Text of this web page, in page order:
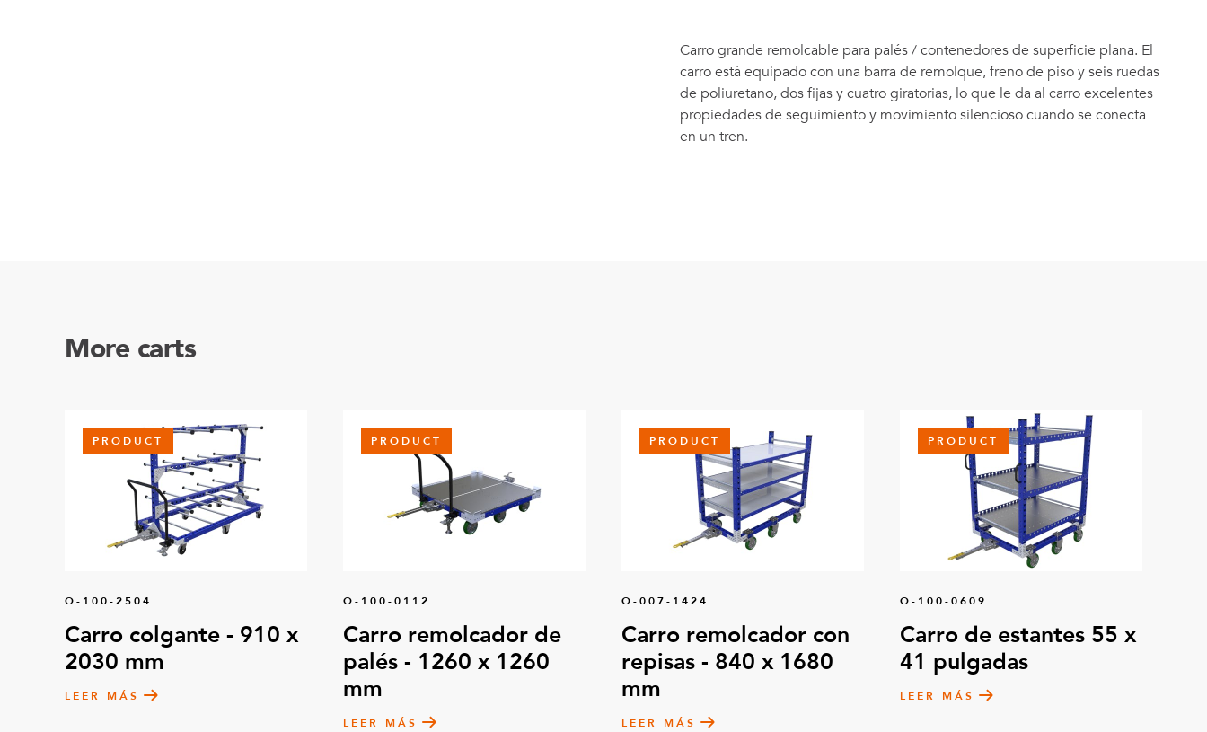
Carro grande remolcable para palés / contenedores de superficie plana. El
carro está equipado con una barra de remolque, freno de piso y seis ruedas
de poliuretano, dos fijas y cuatro giratorias, lo que le da al carro excelentes
propiedades de seguimiento y movimiento silencioso cuando se conecta
en un tren.
More carts
PRODUCT
Q-100-2504
Carro colgante - 910 x
2030 mm
LEER MÁS
PRODUCT
Q-100-0112
Carro remolcador de
palés - 1260 x 1260
mm
LEER MÁS
PRODUCT
Q-007-1424
Carro remolcador con
repisas - 840 x 1680
mm
LEER MÁS
PRODUCT
Q-100-0609
Carro de estantes 55 x
41 pulgadas
LEER MÁS